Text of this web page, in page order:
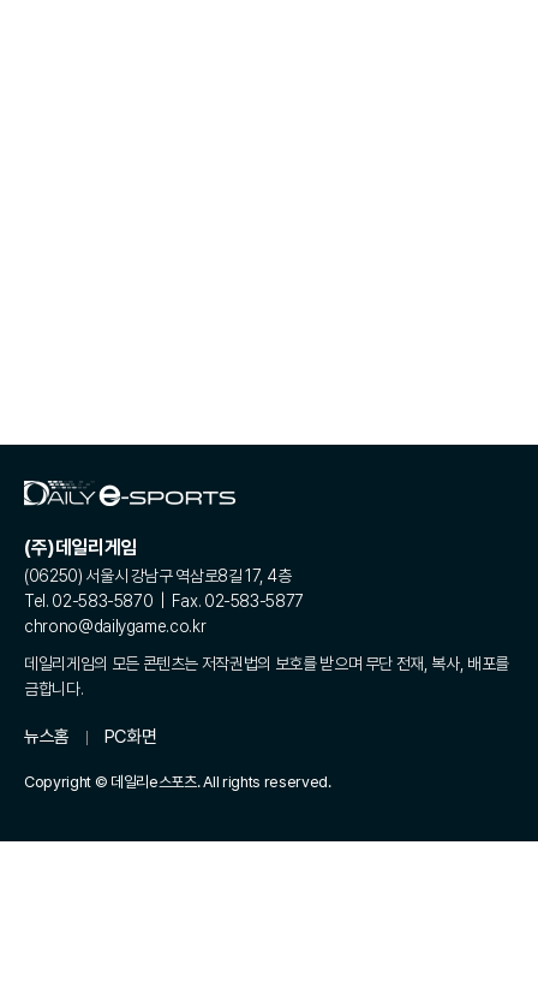
(주)데일리게임
(06250) 서울시 강남구 역삼로8길 17, 4층
Tel. 02-583-5870 | Fax. 02-583-5877
chrono@dailygame.co.kr
데일리게임의 모든 콘텐츠는 저작권법의 보호를 받으며 무단 전재, 복사, 배포를
금합니다.
뉴스홈 PC화면
Copyright © 데일리e스포츠. All rights reserved.